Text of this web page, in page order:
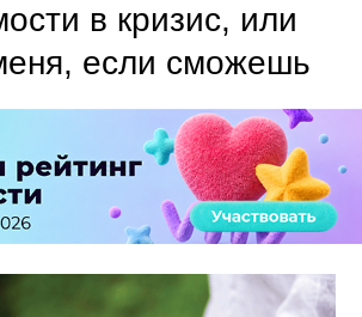
в кризис, или
если сможешь